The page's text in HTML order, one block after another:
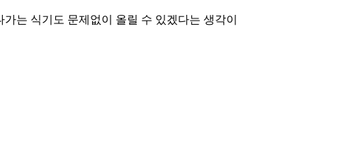
는 식기도 문제없이 올릴 수 있겠다는 생각이